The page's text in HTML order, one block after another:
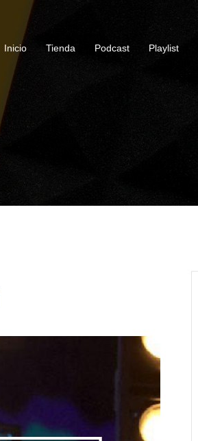
Inicio Tienda Podcast Playlist